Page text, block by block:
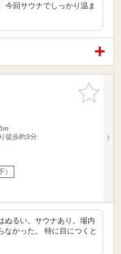
今回サウナでしっかり温ま
お気に入
りに追加
徒歩約3分
）
ぬるい。サウナあり。場内
なかった。 特に目につくと